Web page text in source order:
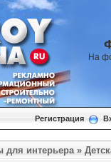
На
Регистрация
для интерьера»